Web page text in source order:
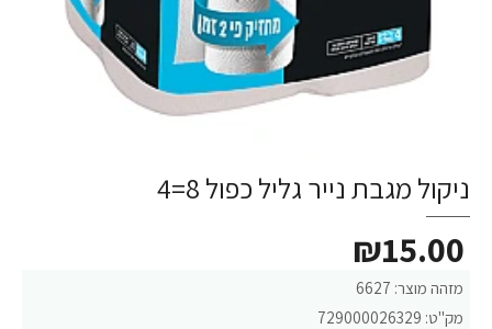
ניקול מגבת נייר גליל כפול 8=4
מזהה מוצר: 6627
מק"ט: 729000026329
₪15.00